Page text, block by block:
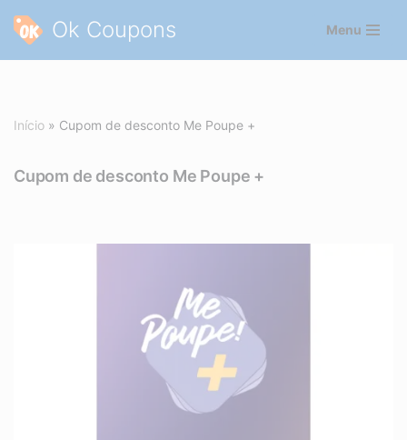
Pular
Ok Coupons Menu
Início » Cupom de desconto Me Poupe +
Cupom de desconto Me Poupe +